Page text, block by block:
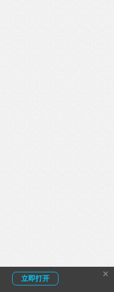
立即打开 ×